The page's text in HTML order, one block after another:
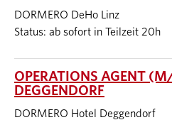
DORMERO DeHo Linz
Status: ab sofort in Teilzeit 20h
OPERATIONS AGENT
DEGGENDORF
DORMERO Hotel Deggendorf